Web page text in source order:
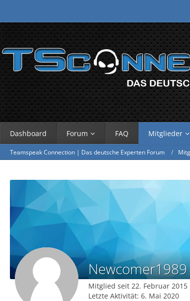
Dashboard Forum FAQ Mitglieder
Teamspeak Connection | Das deutsche Experten Forum
Newcomer1989
Mitglied seit 22. Februar 2015
Letzte Aktivität: 6. Mai 2020